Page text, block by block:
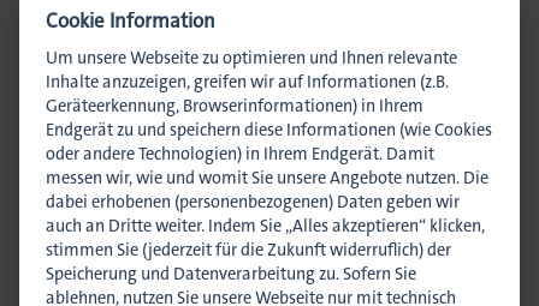
in
Ansprechpartnerin
Melanie Erlewein
Referentin Öffentlichkeitsarbeit und Bildung
Cookie Information
Um unsere Webseite zu optimieren und Ihnen relevante
Inhalte anzuzeigen, greifen wir auf Informationen (z.B.
Geräteerkennung, Browserinformationen) in Ihrem
Endgerät zu und speichern diese Informationen (wie Cookies
oder andere Technologien) in Ihrem Endgerät. Damit
messen wir, wie und womit Sie unsere Angebote nutzen. Die
dabei erhobenen (personenbezogenen) Daten geben wir
auch an Dritte weiter. Indem Sie „Alles akzeptieren“ klicken,
stimmen Sie (jederzeit für die Zukunft widerruflich) der
Speicherung und Datenverarbeitung zu. Sofern Sie
ablehnen, nutzen Sie unsere Webseite nur mit technisch